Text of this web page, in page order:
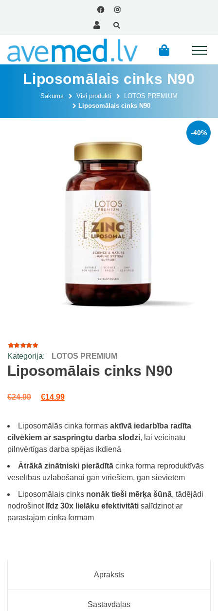
Liposomālais cinks N90
Sākums Visi produkti
LOTOS PREMIUM
Liposomālais cinks N90
-40%
Rated
5.00
of 5
based
1
customer
Kategorija: LOTOS PREMIUM
Liposomālais cinks N90
€24.99 Original price was: €24.99.
€14.99Current price is: €14.99.
Liposomālās cinka formas aktīvā iedarbība radīta
cilvēkiem ar saspringtu darba slodzi, lai veicinātu
pilnvērtīgas darba spējas ikdienā
Ātrākā zinātniski pierādītā cinka forma reproduktīvās
veselības uzlabošanai gan vīriešiem, gan sievietēm
Liposomālais cinks nonāk tieši mērķa šūnā, tādējādi
nodrošinot līdz 30x lielāku efektivitāti salīdzinot ar
parastajām cinka formām
Apraksts
Sastāvdaļas